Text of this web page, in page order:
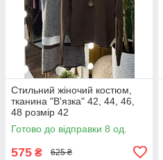
Стильний жіночий костюм,
тканина "В'язка" 42, 44, 46,
48 розмір 42
Готово до відправки 8 од.
575 ₴ 625 ₴